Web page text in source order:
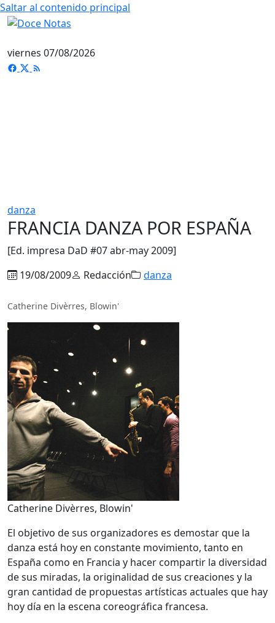
Saltar al contenido principal
viernes 07/08/2026
danza
FRANCIA DANZA POR ESPAÑA
[Ed. impresa DaD #07 abr-may 2009]
19/08/2009
Redacción danza
Catherine Divèrres, Blowin'
Catherine Divèrres, Blowin'
El objetivo de sus organizadores es demostar que la
danza está hoy en constante movimiento, tanto en
España como en Francia y hacer compartir la diversidad
de sus miradas, la originalidad de sus creaciones y la
gran cantidad de propuestas artísticas actuales que hay
hoy día en la escena coreográfica francesa.